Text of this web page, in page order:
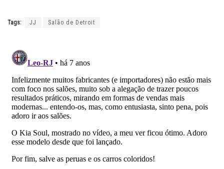
Tags: JJ Salão de Detroit